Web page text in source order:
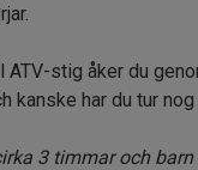
ATV-stig åker du
kanske har du tur
3 timmar och